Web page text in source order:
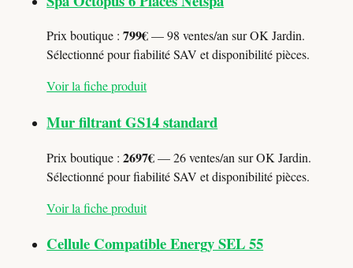
Prix boutique :799€— 98 ventes/an sur OK Jardin.
Sélectionné pour fiabilité SAV et disponibilité pièces.
Voir la fiche produit
Mur filtrant GS14 standard
Prix boutique :2697€— 26 ventes/an sur OK Jardin.
Sélectionné pour fiabilité SAV et disponibilité pièces.
Voir la fiche produit
Cellule Compatible Energy SEL 55